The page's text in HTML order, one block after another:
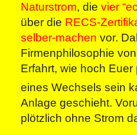
Naturstrom, die vier
über die RECS-
selber-machen vor.
Firmenphilosophie
Erfahrt, wie hoch
eines Wechsels sein
Anlage geschieht.
plötzlich ohne Strom